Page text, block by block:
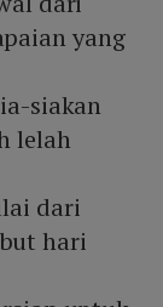
yang
siakan
lelah
dari
hari